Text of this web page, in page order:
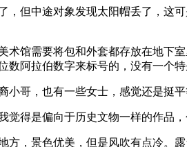
，但中途对象发现太阳帽丢了，这
术馆需要将包和外套都存放在地下
数阿拉伯数字来标号的，没有一个
小哥，也有一些女士，感觉还是挺
觉得是偏向于历史文物一样的作品
方，景色优美，但是风吹有点冷。